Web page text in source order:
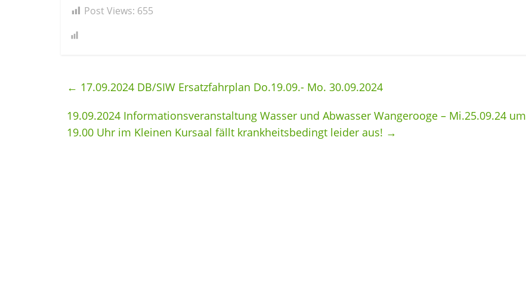
Post Views: 655
← 17.09.2024 DB/SIW Ersatzfahrplan Do.19.09.- Mo. 30.09.2024
19.09.2024 Informationsveranstaltung Wasser und Abwasser Wangerooge – Mi.25.09.24 um
19.00 Uhr im Kleinen Kursaal fällt krankheitsbedingt leider aus! →